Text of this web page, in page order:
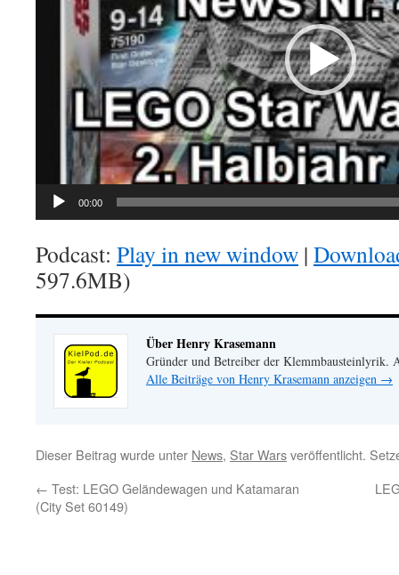
00:00
Podcast: Play in new window |
597.6MB)
Über Henry Krasemann
Gründer und Betreiber der Klemmbausteinlyrik.
Alle Beiträge von Henry Krasemann anzeigen →
Dieser Beitrag wurde unter News, Star Warsveröffentlicht.
← Test: LEGO Geländewagen und Katamaran
(City Set 60149)